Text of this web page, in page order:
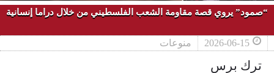
“صمود” يروي قصة مقاومة الشعب الفلسطيني من خلال دراما إنسانية
2026-06-15 منوعات
ترك برس